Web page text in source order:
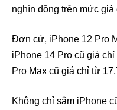
nghìn đồng trên mức
Đơn cử, iPhone 12 Pro
iPhone 14 Pro cũ giá
Pro Max cũ giá chỉ từ
Không chỉ sắm iPhone